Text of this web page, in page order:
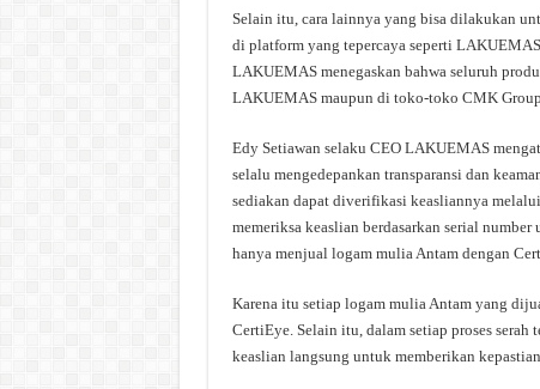
Selain itu, cara lainnya yang bisa dilakukan
di platform yang tepercaya seperti
LAKUEMAS menegaskan bahwa seluruh
LAKUEMAS maupun di toko-toko CMK
Edy Setiawan selaku CEO LAKUEMAS
selalu mengedepankan transparansi dan
sediakan dapat diverifikasi keasliannya
memeriksa keaslian berdasarkan serial
hanya menjual logam mulia Antam dengan
Karena itu setiap logam mulia Antam yang
CertiEye. Selain itu, dalam setiap proses
keaslian langsung untuk memberikan